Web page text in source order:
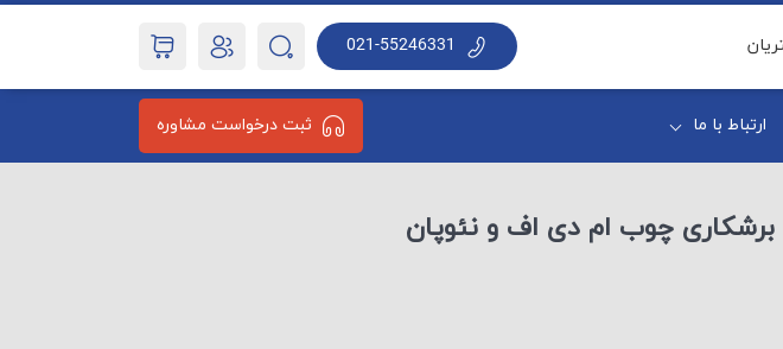
021-55246331
ارتباط با ما ثبت درخواست مشاوره
چوب ام دی اف و نئوپان